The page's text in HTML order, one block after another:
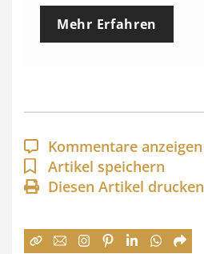
e
p
a
n
n
:
Mehr Erfahren
Kommentare anzeigen
Artikel speichern
Diesen Artikel drucken